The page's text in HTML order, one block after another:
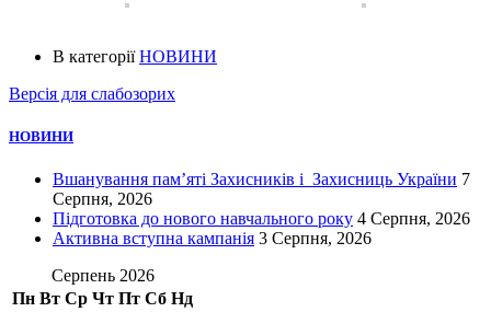
В категоріїНОВИНИ
Версія для слабозорих
НОВИНИ
Вшанування пам’яті Захисників і Захисниць України 7
Серпня, 2026
Підготовка до нового навчального року 4 Серпня, 2026
Активна вступна кампанія 3 Серпня, 2026
Серпень 2026
Пн Вт Ср Чт Пт Сб Нд